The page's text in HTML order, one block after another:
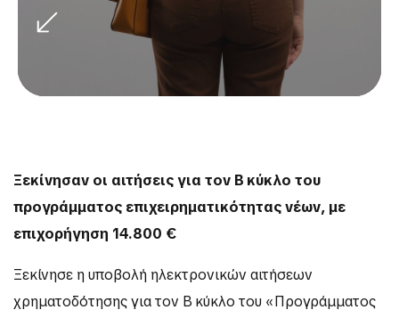
Ξεκίνησαν οι αιτήσεις για τον Β΄ κύκλο του
προγράμματος επιχειρηματικότητας νέων, με
επιχορήγηση 14.800 €
Ξεκίνησε η υποβολή ηλεκτρονικών αιτήσεων
χρηματοδότησης για τον Β΄ κύκλο του «Προγράμματος